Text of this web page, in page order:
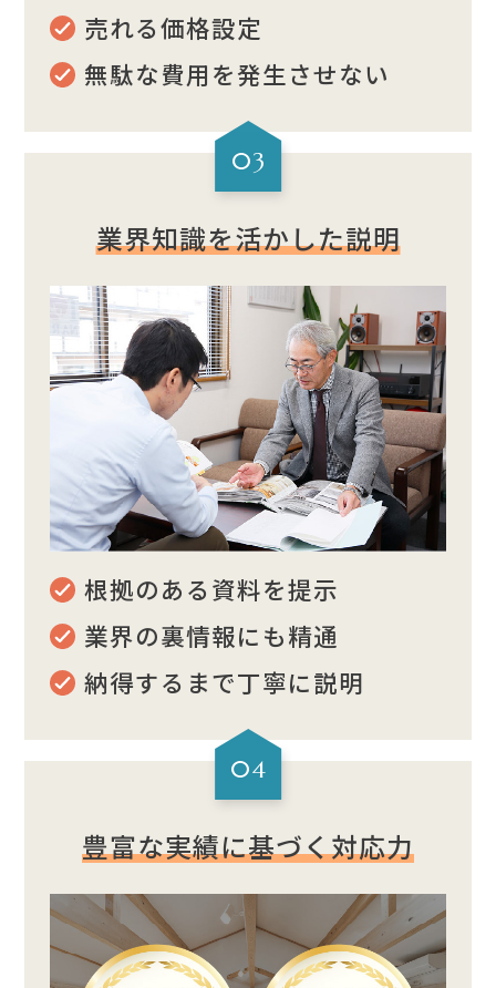
売れる価格設定
無駄な費用を発生させない
03
業界知識を活かした説明
根拠のある資料を提示
業界の裏情報にも精通
納得するまで丁寧に説明
04
豊富な実績に基づく対応力